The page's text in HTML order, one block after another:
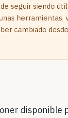
seguir siendo
herramientas,
cambiado
disponible